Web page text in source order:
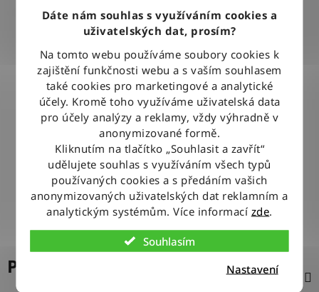
Dáte nám souhlas s využíváním cookies a
uživatelských dat, prosím?
Na tomto webu používáme soubory cookies k
zajištění funkčnosti webu a s vaším souhlasem
také cookies pro marketingové a analytické
účely. Kromě toho využíváme uživatelská data
pro účely analýzy a reklamy, vždy výhradně v
anonymizované formě.
Kliknutím na tlačítko „Souhlasit a zavřít“
udělujete souhlas s využíváním všech typů
používaných cookies a s předáním vašich
anonymizovaných uživatelských dat reklamním a
analytickým systémům. Více informací zde.
Souhlasím
Nastavení
Při nákupu nad 2500 Kč doručujeme zdarma po celé ČR
BLESKOVÉ DORUČENÍ
Objednávky odesíláme každý pracovní den do 12:00
100% ZBOŽÍ SKLADEM
Veškeré vystavené zboží leží na našem skladě
VÝMĚNA ZBOŽÍ ZDARMA
Nevyhovující zboží zdarma vyměníme do 14 dnů od jeho
doručení
Popis